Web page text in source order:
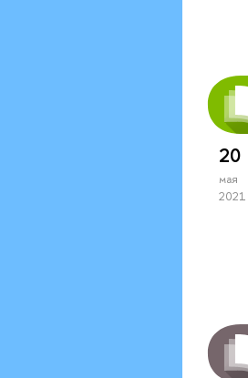
20
мая
2021